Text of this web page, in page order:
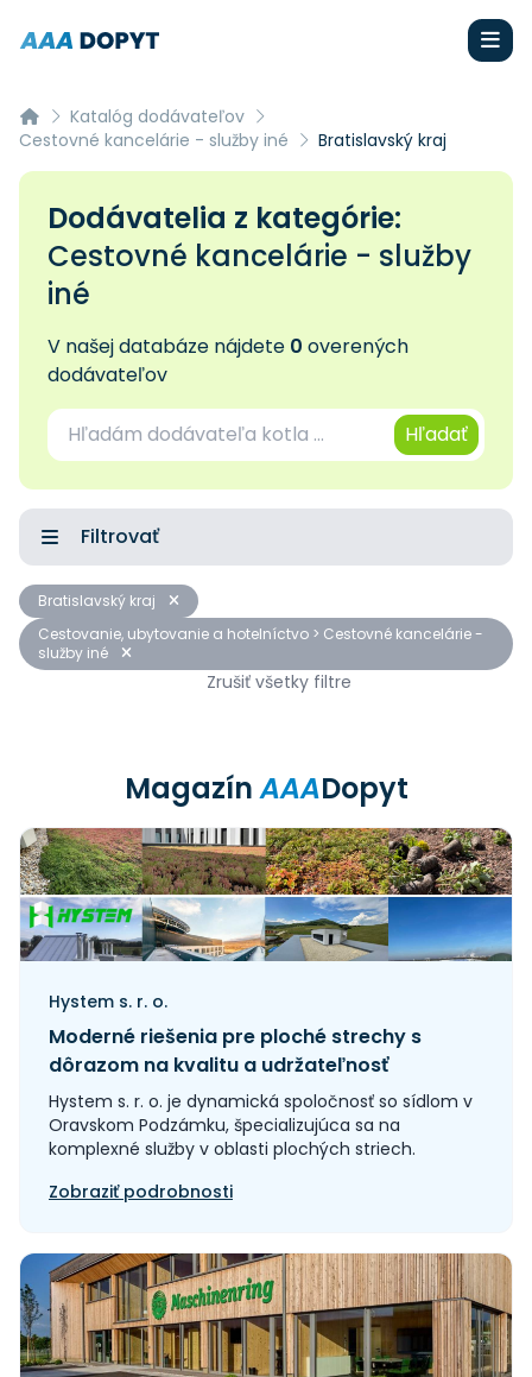
Katalóg dodávateľov
Cestovné kancelárie - služby iné
Bratislavský kraj
Dodávatelia z kategórie:
Cestovné kancelárie - služby
iné
V našej databáze nájdete 0 overených
dodávateľov
Hľadať
Filtrovať
Bratislavský kraj
Cestovanie, ubytovanie a hotelníctvo > Cestovné kancelárie -
služby iné
Zrušiť všetky filtre
MagazínAAADopyt
Hystem s. r. o.
Moderné riešenia pre ploché strechy s
dôrazom na kvalitu a udržateľnosť
Hystem s. r. o. je dynamická spoločnosť so sídlom v
Oravskom Podzámku, špecializujúca sa na
komplexné služby v oblasti plochých striech.
Zobraziť podrobnosti